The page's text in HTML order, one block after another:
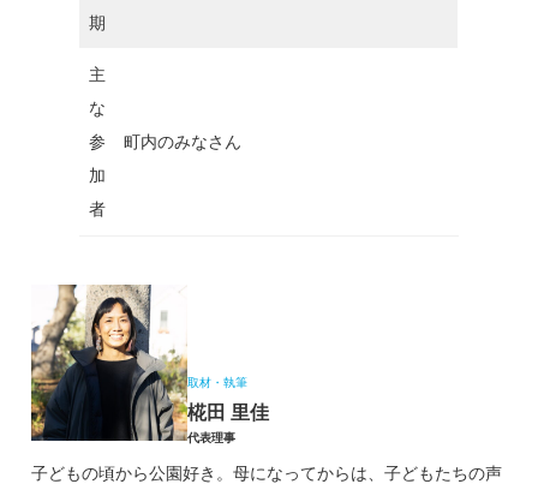
期
主
な
参
加
者
町内のみなさん
取材・執筆
椛田 里佳
代表理事
子どもの頃から公園好き。母になってからは、子どもたちの声